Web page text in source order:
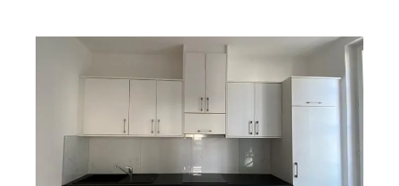
105,76 m , 5 pièces
Appartement F5 à louer
1 356 €
par mois charges comprises